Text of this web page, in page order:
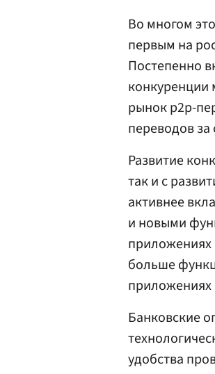
Во многом
первым на
Постепенно
конкуренции
рынок p2p-
переводов
Развитие
так и с
активнее
и новыми
приложениях
больше
Банковские
удобства